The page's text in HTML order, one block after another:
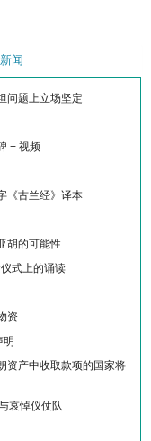
闻
问题上立场坚定
+ 视频
《古兰经》译本
胡的可能性
式上的诵读
资
明
资产中收取款项的国家将
哀悼仪仗队